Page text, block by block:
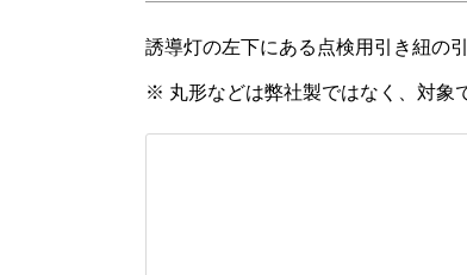
誘導灯の左下にある点検用引き紐の
※ 丸形などは弊社製ではなく、対象